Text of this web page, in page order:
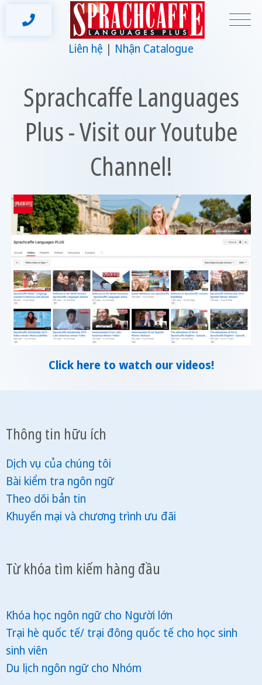
Liên hệ Nhận Catalogue
Sprachcaffe Languages
Plus - Visit our Youtube
Channel!
Click here to watch our videos!
Thông tin hữu ích
Dịch vụ của chúng tôi
Bài kiểm tra ngôn ngữ
Theo dõi bản tin
Khuyến mại và chương trình ưu đãi
Từ khóa tìm kiếm hàng đầu
Khóa học ngôn ngữ cho Người lớn
Trại hè quốc tế/ trại đông quốc tế cho học sinh
sinh viên
Du lịch ngôn ngữ cho Nhóm